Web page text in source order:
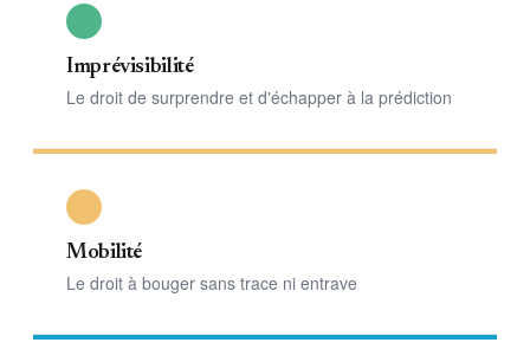
Imprévisibilité
Le droit de surprendre et d'échapper à la prédiction
Mobilité
Le droit à bouger sans trace ni entrave